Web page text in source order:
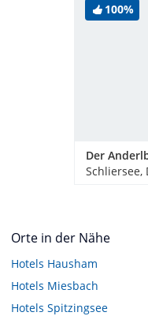
100%
Schliersee,
Orte in der Nähe
Hotels Hausham
Hotels Miesbach
Hotels Spitzingsee